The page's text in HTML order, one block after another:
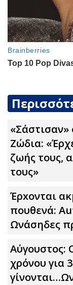
«Σάστισαν»
Zώδια:
ζωής τους,
τους»
Έρxoνται
πουθενά:
Ωνάσηδες
Αύγουστος:
χρόνου για